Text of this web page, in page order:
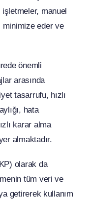
işletmeler, manuel
minimize eder ve
önemli
arasında
tasarrufu, hızlı
hata
karar alma
almaktadır.
olarak da
tüm veri ve
getirerek kullanım